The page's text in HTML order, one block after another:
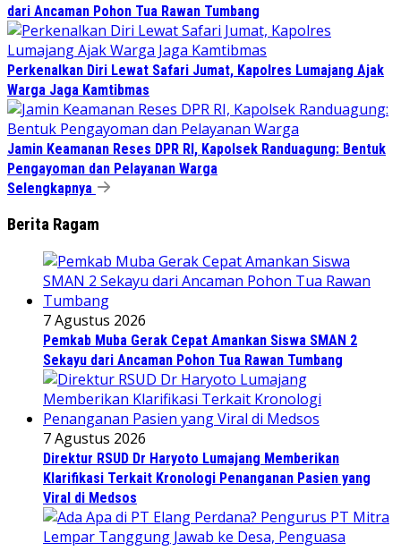
dari Ancaman Pohon Tua Rawan Tumbang
Perkenalkan Diri Lewat Safari Jumat, Kapolres Lumajang Ajak
Warga Jaga Kamtibmas
Jamin Keamanan Reses DPR RI, Kapolsek Randuagung: Bentuk
Pengayoman dan Pelayanan Warga
Selengkapnya
Berita Ragam
7 Agustus 2026
Pemkab Muba Gerak Cepat Amankan Siswa SMAN 2
Sekayu dari Ancaman Pohon Tua Rawan Tumbang
7 Agustus 2026
Direktur RSUD Dr Haryoto Lumajang Memberikan
Klarifikasi Terkait Kronologi Penanganan Pasien yang
Viral di Medsos